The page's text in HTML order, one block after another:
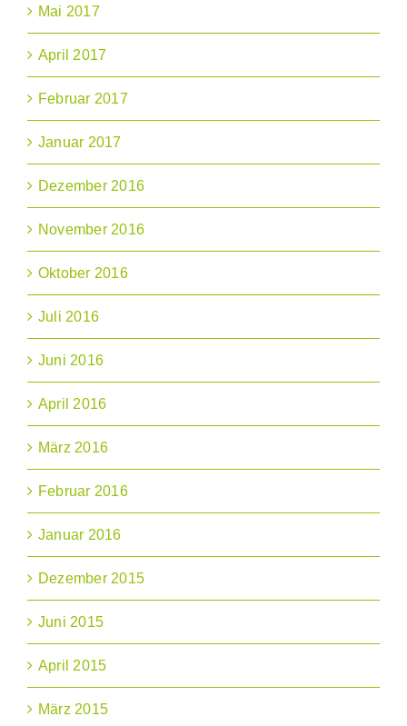
Mai 2017
April 2017
Februar 2017
Januar 2017
Dezember 2016
November 2016
Oktober 2016
Juli 2016
Juni 2016
April 2016
März 2016
Februar 2016
Januar 2016
Dezember 2015
Juni 2015
April 2015
März 2015